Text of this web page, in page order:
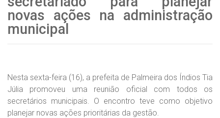
novas ações na administração
municipal
Nesta sexta-feira (16), a prefeita de Palmeira dos Índios Tia
Júlia promoveu uma reunião oficial com todos os
secretários municipais. O encontro teve como objetivo
planejar novas ações prioritárias da gestão.